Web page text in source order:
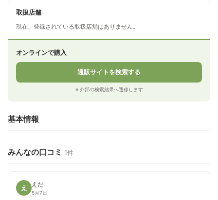
取扱店舗
現在、登録されている取扱店舗はありません。
オンラインで購入
通販サイトを検索する
※ 外部の検索結果へ遷移します
基本情報
みんなの口コミ 1件
え えだ
5月7日